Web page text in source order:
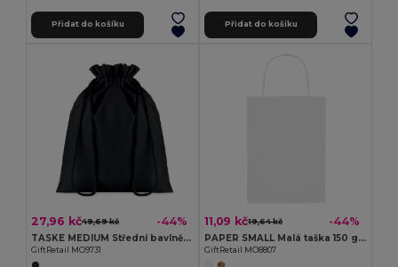
Přidat do košíku Přidat do košíku
27,96 kč49,69 kč -44%
TASKE MEDIUM Střední bavlněný pytlík
GiftRetail MO9731
11,09 kč19,64 kč -44%
PAPER SMALL Malá taška 150 gr/m²
GiftRetail MO8807